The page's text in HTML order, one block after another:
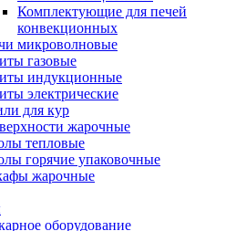
Комплектующие для печей
конвекционных
микроволновые
газовые
индукционные
электрические
для кур
жарочные
тепловые
горячие упаковочные
жарочные
оборудование